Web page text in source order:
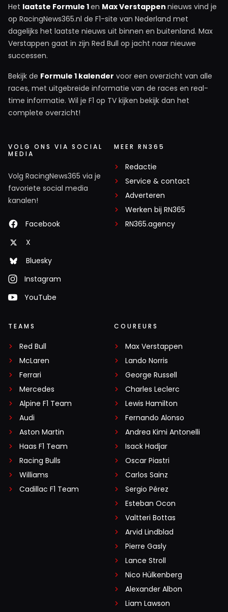
Het laatste Formule 1en Max Verstappen nieuws vind je
op RacingNews365.nl de F1-site van Nederland met
dagelijks het laatste nieuws uit binnen en buitenland. Max
Verstappen gaat in zijn Red Bull op jacht naar nieuwe
successen.
Bekijk de Formule 1 kalender voor een overzicht van alle
races, met uitgebreide informatie van de races en real-
time informatie. Wil je F1 op TV kijken bekijk dan het
complete overzicht!
VOLG ONS VIA SOCIAL
MEDIA
Volg RacingNews365 via je
favoriete social media
kanalen!
Facebook
X
Bluesky
Instagram
YouTube
MEER RN365
Redactie
Service & contact
Adverteren
Werken bij RN365
RN365.agency
TEAMS
Red Bull
McLaren
Ferrari
Mercedes
Alpine F1 Team
Audi
Aston Martin
Haas F1 Team
Racing Bulls
Williams
Cadillac F1 Team
COUREURS
Max Verstappen
Lando Norris
George Russell
Charles Leclerc
Lewis Hamilton
Fernando Alonso
Andrea Kimi Antonelli
Isack Hadjar
Oscar Piastri
Carlos Sainz
Sergio Pérez
Esteban Ocon
Valtteri Bottas
Arvid Lindblad
Pierre Gasly
Lance Stroll
Nico Hülkenberg
Alexander Albon
Liam Lawson